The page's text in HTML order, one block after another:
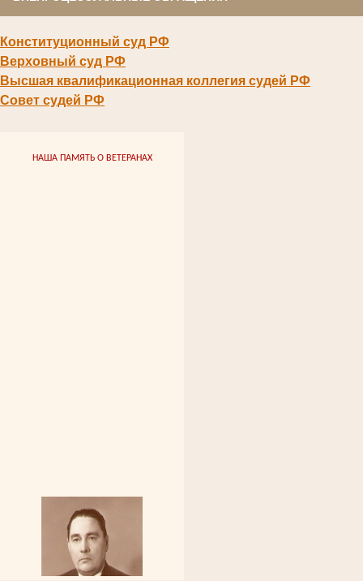
Конституционный суд РФ
Верховный суд РФ
Высшая квалификационная коллегия судей РФ
Совет судей РФ
НАША ПАМЯТЬ О ВЕТЕРАНАХ